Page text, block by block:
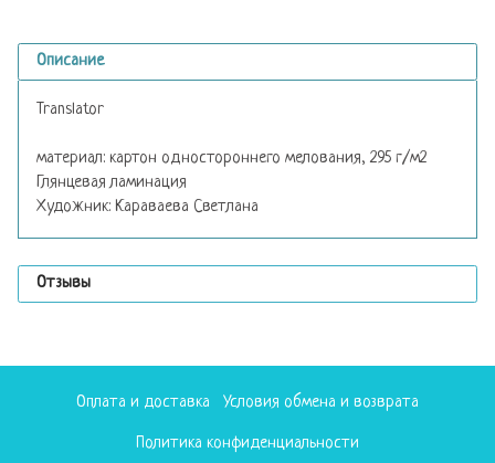
Описание
Translator
материал: картон одностороннего мелования, 295 г/м2
Глянцевая ламинация
Художник: Караваева Светлана
Отзывы
Оплата и доставка Условия обмена и возврата
Политика конфиденциальности